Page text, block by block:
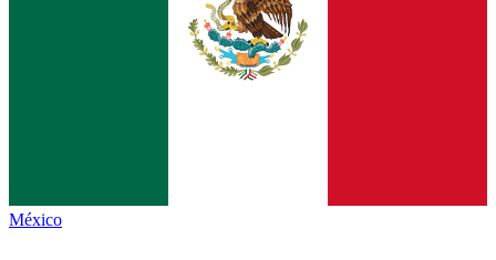
México